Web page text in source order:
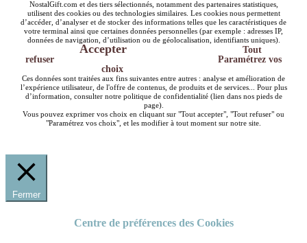
NostalGift.com et des tiers sélectionnés, notamment des partenaires statistiques,
utilisent des cookies ou des technologies similaires. Les cookies nous permettent
d’accéder, d’analyser et de stocker des informations telles que les caractéristiques de
votre terminal ainsi que certaines données personnelles (par exemple : adresses IP,
données de navigation, d’utilisation ou de géolocalisation, identifiants uniques).
Accepter
Tout
refuser
Paramétrez vos
choix
Ces données sont traitées aux fins suivantes entre autres : analyse et amélioration de
l’expérience utilisateur, de l'offre de contenus, de produits et de services... Pour plus
d’information, consulter notre politique de confidentialité (lien dans nos pieds de
page).
Vous pouvez exprimer vos choix en cliquant sur "Tout accepter", "Tout refuser" ou
"Paramétrez vos choix", et les modifier à tout moment sur notre site.
Fermer
Centre de préférences des Cookies